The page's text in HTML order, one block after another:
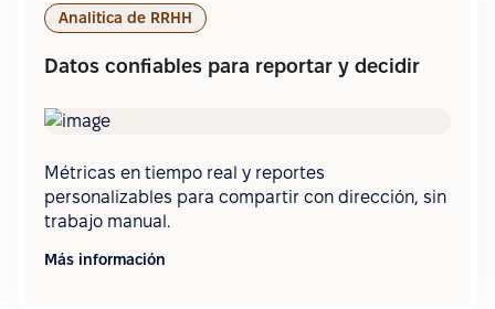
Analitica de RRHH
Datos confiables para reportar y decidir
Métricas en tiempo real y reportes
personalizables para compartir con dirección, sin
trabajo manual.
Más información